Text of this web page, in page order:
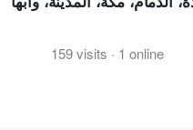
159visits · 1 online